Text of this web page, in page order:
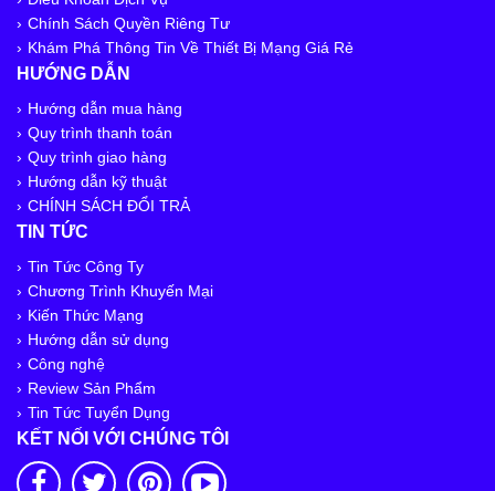
Chính Sách Quyền Riêng Tư
Khám Phá Thông Tin Về Thiết Bị Mạng Giá Rẻ
HƯỚNG DẪN
Hướng dẫn mua hàng
Quy trình thanh toán
Quy trình giao hàng
Hướng dẫn kỹ thuật
CHÍNH SÁCH ĐỔI TRẢ
TIN TỨC
Tin Tức Công Ty
Chương Trình Khuyến Mại
Kiến Thức Mạng
Hướng dẫn sử dụng
Công nghệ
Review Sản Phẩm
Tin Tức Tuyển Dụng
KẾT NỐI VỚI CHÚNG TÔI